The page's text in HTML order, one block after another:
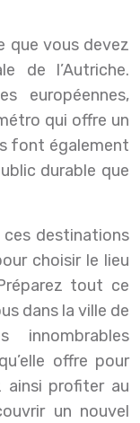
que vous devez
de l’Autriche.
européennes,
qui offre un
font également
durable que
destinations
choisir le lieu
tout ce
dans la ville de
offre pour
ainsi profiter au
un nouvel